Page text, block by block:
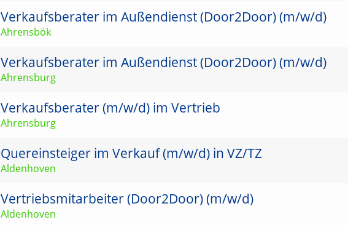
Verkaufsberater im Außendienst (Door2Door) (m/w/d)
Ahrensbök
Verkaufsberater im Außendienst (Door2Door) (m/w/d)
Ahrensburg
Verkaufsberater (m/w/d) im Vertrieb
Ahrensburg
Quereinsteiger im Verkauf (m/w/d) in VZ/TZ
Aldenhoven
Vertriebsmitarbeiter (Door2Door) (m/w/d)
Aldenhoven